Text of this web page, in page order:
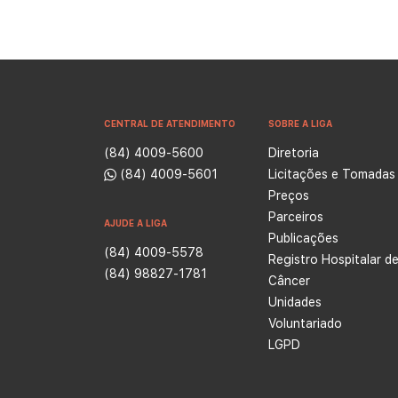
CENTRAL DE ATENDIMENTO
(84) 4009-5600
(84) 4009-5601
AJUDE A LIGA
(84) 4009-5578
(84) 98827-1781
SOBRE A LIGA
Diretoria
Licitações e Tomadas
Preços
Parceiros
Publicações
Registro Hospitalar de
Câncer
Unidades
Voluntariado
LGPD